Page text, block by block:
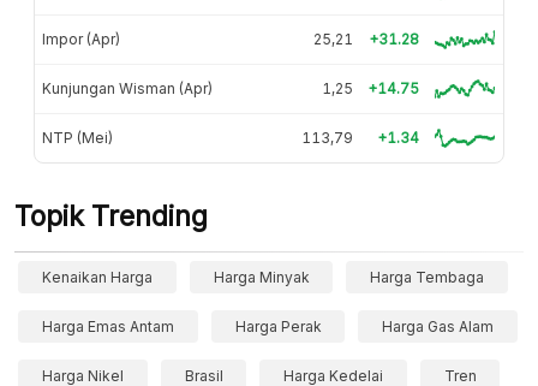
Impor (Apr) 25,21 +31.28
Kunjungan Wisman (Apr) 1,25 +14.75
NTP (Mei) 113,79 +1.34
Topik Trending
Kenaikan Harga Harga Minyak Harga Tembaga
Harga Emas Antam Harga Perak Harga Gas Alam
Harga Nikel Brasil Harga Kedelai Tren